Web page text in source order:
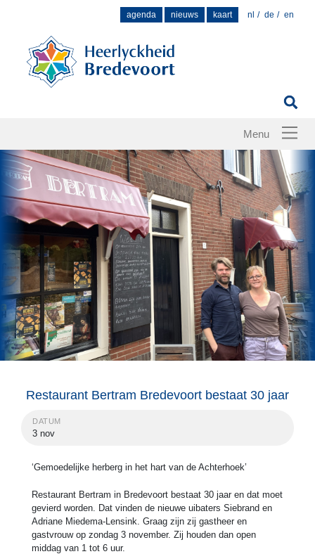
agenda nieuws kaart nl de en
Restaurant Bertram Bredevoort bestaat 30 jaar
DATUM
3 nov
‘Gemoedelijke herberg in het hart van de Achterhoek’
Restaurant Bertram in Bredevoort bestaat 30 jaar en dat moet
gevierd worden. Dat vinden de nieuwe uibaters Siebrand en
Adriane Miedema-Lensink. Graag zijn zij gastheer en
gastvrouw op zondag 3 november. Zij houden dan open
middag van 1 tot 6 uur.